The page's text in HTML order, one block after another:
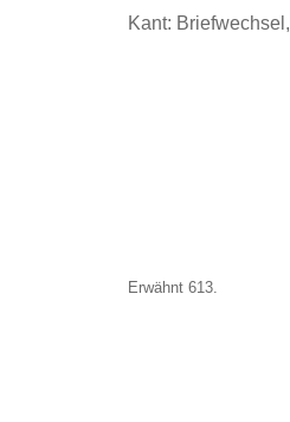
Kant: Briefwechsel,
Erwähnt 613.